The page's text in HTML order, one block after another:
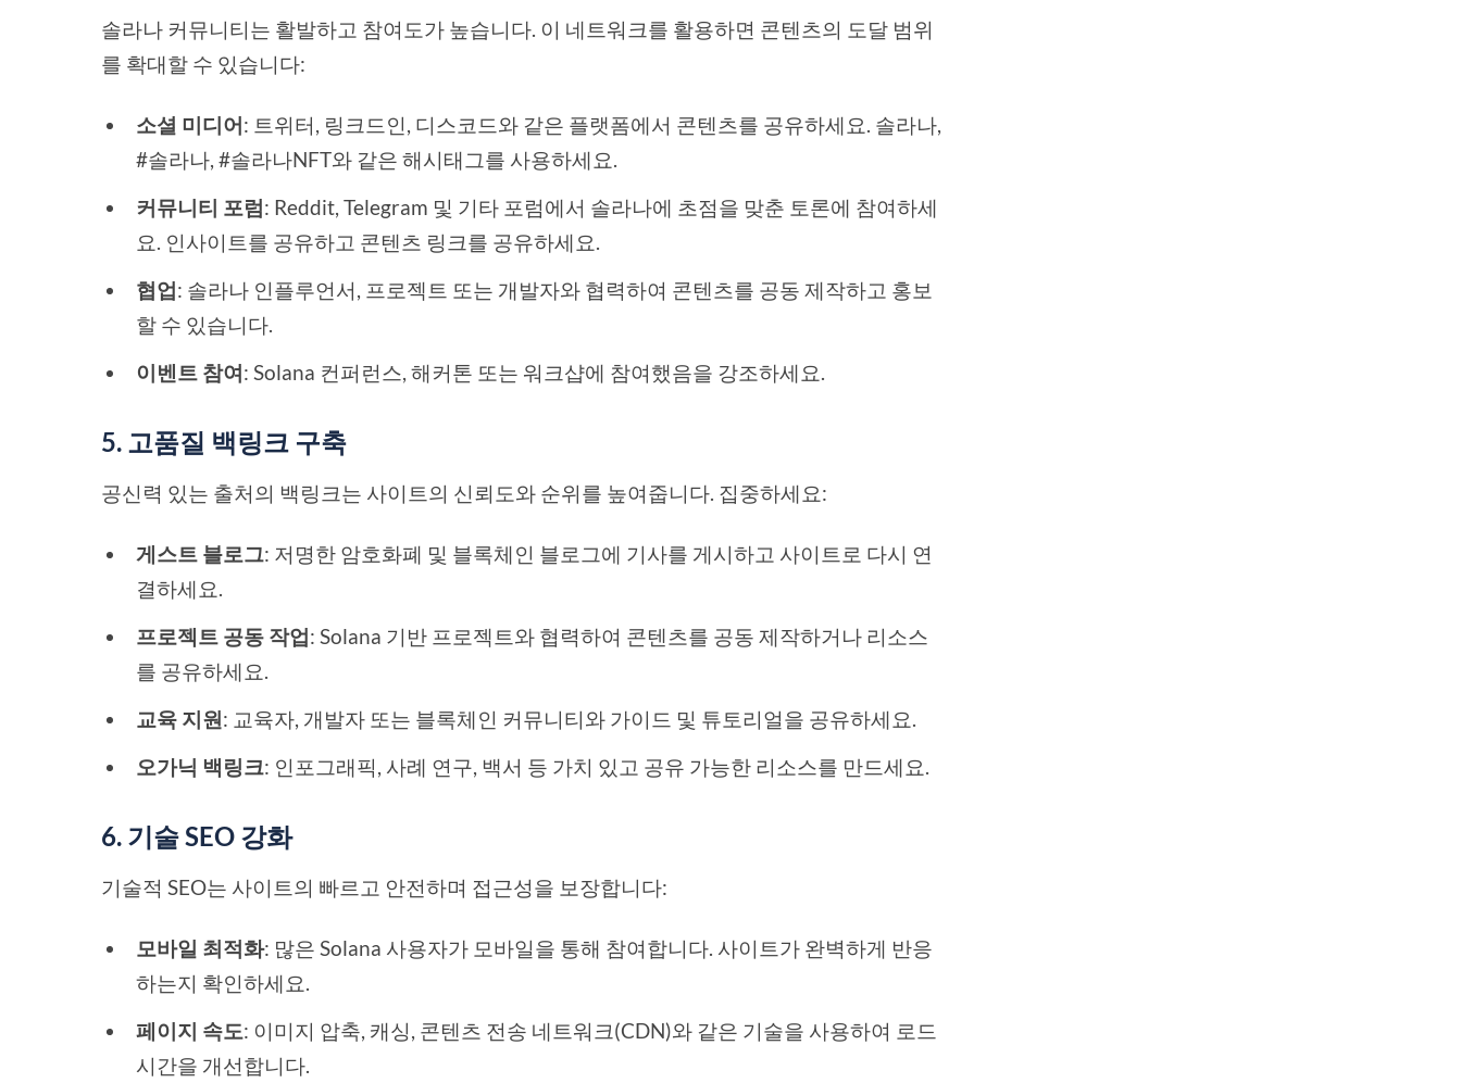
솔라나 커뮤니티는 활발하고 참여도가 높습니다. 이 네트워크를 활용하면 콘텐츠의 도달 범위
를 확대할 수 있습니다:
소셜 미디어: 트위터, 링크드인, 디스코드와 같은 플랫폼에서 콘텐츠를 공유하세요. 솔라나,
#솔라나, #솔라나NFT와 같은 해시태그를 사용하세요.
커뮤니티 포럼: Reddit, Telegram 및 기타 포럼에서 솔라나에 초점을 맞춘 토론에 참여하세
요. 인사이트를 공유하고 콘텐츠 링크를 공유하세요.
협업: 솔라나 인플루언서, 프로젝트 또는 개발자와 협력하여 콘텐츠를 공동 제작하고 홍보
할 수 있습니다.
이벤트 참여: Solana 컨퍼런스, 해커톤 또는 워크샵에 참여했음을 강조하세요.
5. 고품질 백링크 구축
공신력 있는 출처의 백링크는 사이트의 신뢰도와 순위를 높여줍니다. 집중하세요:
게스트 블로그: 저명한 암호화폐 및 블록체인 블로그에 기사를 게시하고 사이트로 다시 연
결하세요.
프로젝트 공동 작업: Solana 기반 프로젝트와 협력하여 콘텐츠를 공동 제작하거나 리소스
를 공유하세요.
교육 지원: 교육자, 개발자 또는 블록체인 커뮤니티와 가이드 및 튜토리얼을 공유하세요.
오가닉 백링크: 인포그래픽, 사례 연구, 백서 등 가치 있고 공유 가능한 리소스를 만드세요.
6. 기술 SEO 강화
기술적 SEO는 사이트의 빠르고 안전하며 접근성을 보장합니다:
모바일 최적화: 많은 Solana 사용자가 모바일을 통해 참여합니다. 사이트가 완벽하게 반응
하는지 확인하세요.
페이지 속도: 이미지 압축, 캐싱, 콘텐츠 전송 네트워크(CDN)와 같은 기술을 사용하여 로드
시간을 개선합니다.